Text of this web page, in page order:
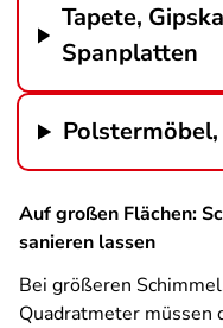
Tapete,
Spanplatten
Auf großen Flächen:
sanieren lassen
Bei größeren
Quadratmeter müssen